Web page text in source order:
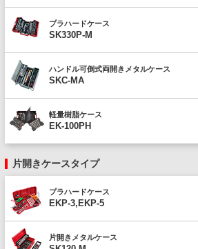
プラハードケース
SK330P-M
ハンドル可倒式両開きメタルケース
SKC-MA
軽量樹脂ケース
EK-100PH
片開きケースタイプ
プラハードケース
EKP-3,EKP-5
片開きメタルケース